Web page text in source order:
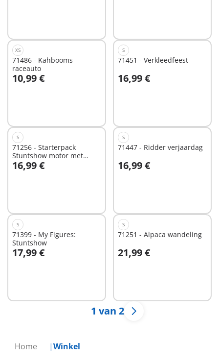
Home Winkel
XS
71486 - Kahbooms
raceauto
10,99 €
S
71451 - Verkleedfeest
16,99 €
S
71256 - Starterpack
Stuntshow motor met
vuurmuur
16,99 €
S
71447 - Ridder verjaardag
16,99 €
S
71399 - My Figures:
Stuntshow
17,99 €
S
71251 - Alpaca wandeling
21,99 €
1 van 2